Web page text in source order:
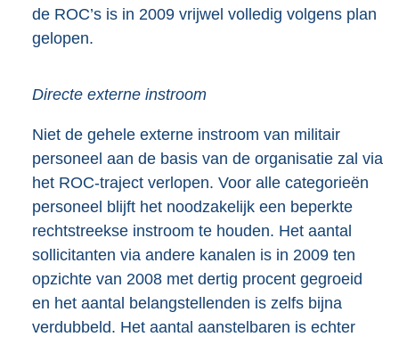
de ROC’s is in 2009 vrijwel volledig volgens plan
gelopen.
Directe externe instroom
Niet de gehele externe instroom van militair
personeel aan de basis van de organisatie zal via
het ROC-traject verlopen. Voor alle categorieën
personeel blijft het noodzakelijk een beperkte
rechtstreekse instroom te houden. Het aantal
sollicitanten via andere kanalen is in 2009 ten
opzichte van 2008 met dertig procent gegroeid
en het aantal belangstellenden is zelfs bijna
verdubbeld. Het aantal aanstelbaren is echter